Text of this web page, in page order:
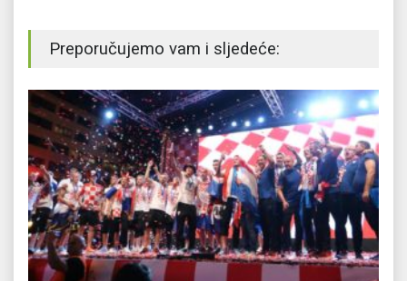
Preporučujemo vam i sljedeće: